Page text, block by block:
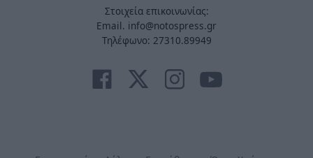
Στοιχεία επικοινωνίας:
Email. info@notospress.gr
Τηλέφωνο: 27310.89949